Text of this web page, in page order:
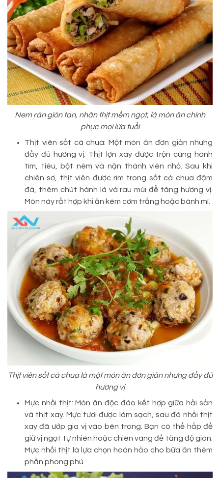
Nem rán giòn tan, nhân thịt mềm ngọt, là món ăn chinh
phục mọi lứa tuổi
Thịt viên sốt cà chua: Một món ăn đơn giản nhưng
đầy đủ hương vị. Thịt lợn xay được trộn cùng hành
tím, tiêu, bột nêm và nặn thành viên nhỏ. Sau khi
chiên sơ, thịt viên được rim trong sốt cà chua đậm
đà, thêm chút hành lá và rau mùi để tăng hương vị.
Món này rất hợp khi ăn kèm cơm trắng hoặc bánh mì.
Thịt viên sốt cà chua là một món ăn đơn giản nhưng đầy đủ
hương vị
Mực nhồi thịt: Món ăn độc đáo kết hợp giữa hải sản
và thịt xay. Mực tươi được làm sạch, sau đó nhồi thịt
xay đã ướp gia vị vào bên trong. Bạn có thể hấp để
giữ vị ngọt tự nhiên hoặc chiên vàng để tăng độ giòn.
Mực nhồi thịt là lựa chọn hoàn hảo cho bữa ăn thêm
phần phong phú.